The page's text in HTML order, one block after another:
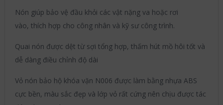
Nón giúp bảo vệ đầu khỏi các vật nặng va hoặc rơi
vào, thích hợp cho công nhân và kỹ sư công trình.
Quai nón được dệt từ sợi tổng hợp, thấm hút mồ hôi tốt và
dễ dàng điều chỉnh độ dài
Vỏ nón bảo hộ khóa vặn N006 được làm bằng nhựa ABS
cực bền, màu sắc đẹp và lớp vỏ rất cứng nên chịu được tác